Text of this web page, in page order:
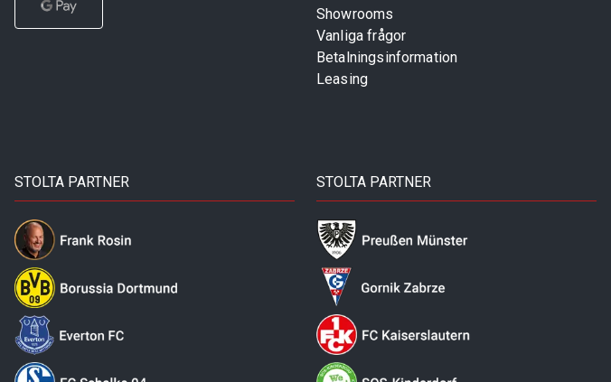
Showrooms
Vanliga frågor
Betalningsinformation
Leasing
STOLTA PARTNER STOLTA PARTNER